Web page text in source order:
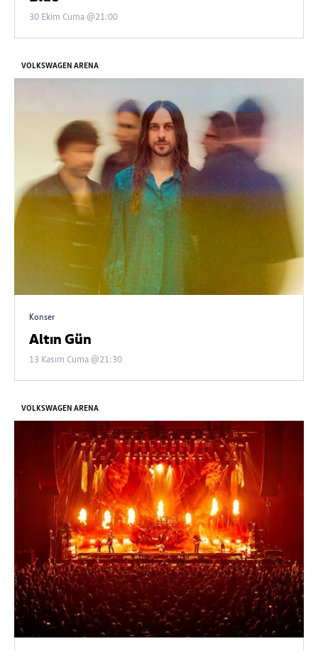
30 Ekim Cuma @21:00
VOLKSWAGEN ARENA
Konser
Altın Gün
13 Kasım Cuma @21:30
VOLKSWAGEN ARENA